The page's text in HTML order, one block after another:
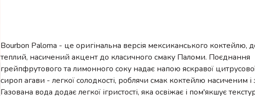
Bourbon Paloma - це оригінальна версія мексиканського коктейлю,
теплий, насичений акцент до класичного смаку Паломи. Поєднання
грейпфрутового та лимонного соку надає напою яскравої
сироп агави - легкої солодкості, роблячи смак коктейлю насиченим
Газована вода додає легкої ігристості, яка освіжає і пом'якшує